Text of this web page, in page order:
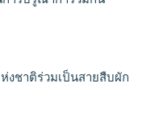
งชาติร่วมเป็นสายสืบผัก